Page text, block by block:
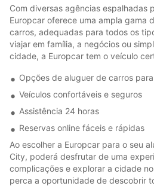
Com diversas agências espalhadas
Europcar oferece uma ampla gama
carros, adequadas para todos os
viajar em família, a negócios ou
cidade, a Europcar tem o veículo
Opções de aluguer de carros
Veículos confortáveis e seguros
Assistência 24 horas
Reservas online fáceis e rápidas
Ao escolher a Europcar para o seu
City, poderá desfrutar de uma
complicações e explorar a cidade
perca a oportunidade de descobrir